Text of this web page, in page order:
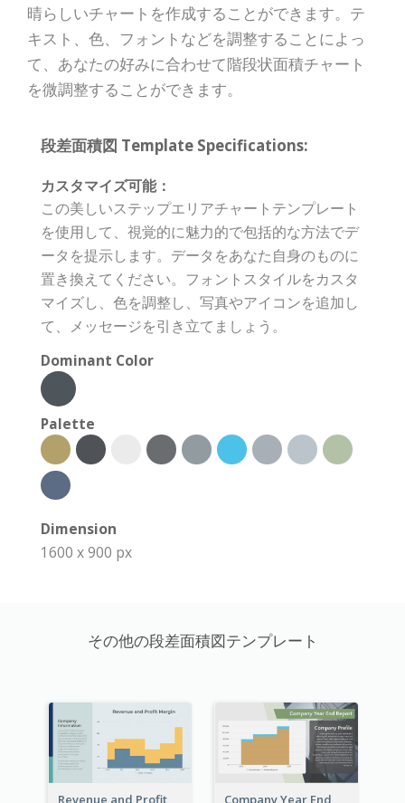
晴らしいチャートを作成することができます。テ
キスト、色、フォントなどを調整することによっ
て、あなたの好みに合わせて階段状面積チャート
を微調整することができます。
段差面積図 Template Specifications:
カスタマイズ可能：
この美しいステップエリアチャートテンプレート
を使用して、視覚的に魅力的で包括的な方法でデ
ータを提示します。データをあなた自身のものに
置き換えてください。フォントスタイルをカスタ
マイズし、色を調整し、写真やアイコンを追加し
て、メッセージを引き立てましょう。
Dominant Color
Palette
Dimension
1600 x 900 px
その他の段差面積図テンプレート
Revenue and Profit Company Year End